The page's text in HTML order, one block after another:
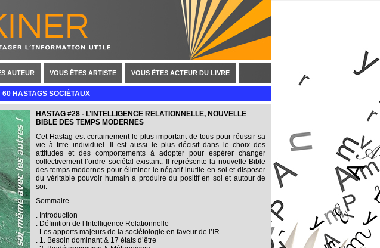
AUTEUR VOUS ÊTES ARTISTE VOUS ÊTES ACTEUR DU LIVRE
60 HASTAGS SOCIÉTAUX
HASTAG #28 - L’INTELLIGENCE RELATIONNELLE, NOUVELLE
BIBLE DES TEMPS MODERNES
Cet Hastag est certainement le plus important de tous pour réussir sa
vie à titre individuel. Il est aussi le plus décisif dans le choix des
attitudes et des comportements à adopter pour espérer changer
collectivement l’ordre sociétal existant. Il représente la nouvelle Bible
des temps modernes pour éliminer le négatif inutile en soi et disposer
du véritable pouvoir humain à produire du positif en soi et autour de
soi.
Sommaire
. Introduction
. Définition de l’Intelligence Relationnelle
. Les apports majeurs de la sociétologie en faveur de l’IR
. 1. Besoin dominant & 17 états d’être